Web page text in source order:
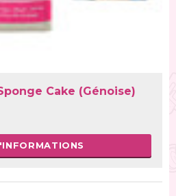
Cake (Génoise)